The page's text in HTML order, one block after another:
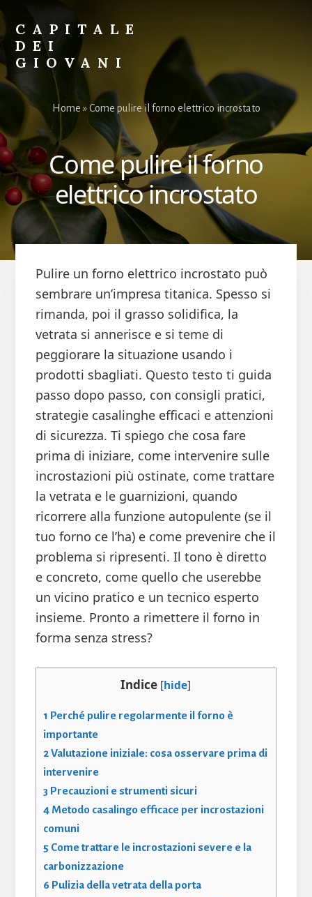
primary
sidebar
content
CAPITALE
DEI
GIOVANI
Sito
Giovani
Home »Come pulire il forno elettrico incrostato
Come pulire il forno
elettrico incrostato
Pulire un forno elettrico incrostato può
sembrare un’impresa titanica. Spesso si
rimanda, poi il grasso solidifica, la
vetrata si annerisce e si teme di
peggiorare la situazione usando i
prodotti sbagliati. Questo testo ti guida
passo dopo passo, con consigli pratici,
strategie casalinghe efficaci e attenzioni
di sicurezza. Ti spiego che cosa fare
prima di iniziare, come intervenire sulle
incrostazioni più ostinate, come trattare
la vetrata e le guarnizioni, quando
ricorrere alla funzione autopulente (se il
tuo forno ce l’ha) e come prevenire che il
problema si ripresenti. Il tono è diretto
e concreto, come quello che userebbe
un vicino pratico e un tecnico esperto
insieme. Pronto a rimettere il forno in
forma senza stress?
Indice [hide]
1 Perché pulire regolarmente il forno è
importante
2Valutazione iniziale: cosa osservare prima di
intervenire
3 Precauzioni e strumenti sicuri
4Metodo casalingo efficace per incrostazioni
comuni
5 Come trattare le incrostazioni severe e la
carbonizzazione
6 Pulizia della vetrata della porta